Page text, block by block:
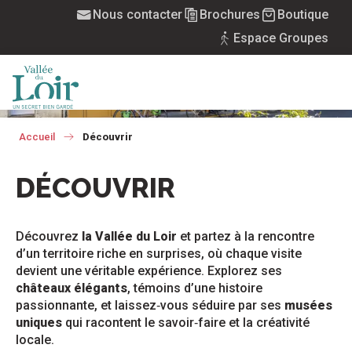
principal
Nous contacter Brochures
Boutique
Espace Groupes
Accueil Découvrir
DÉCOUVRIR
Découvrez la Vallée du Loir et partez à la rencontre
d’un territoire riche en surprises, où chaque visite
devient une véritable expérience. Explorez ses
châteaux élégants, témoins d’une histoire
passionnante, et laissez‑vous séduire par ses musées
uniques qui racontent le savoir‑faire et la créativité
locale.